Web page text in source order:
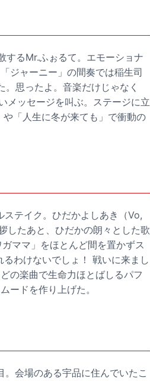
するMr.ふぉるて。エモーショナ
ジャーニー」の間奏では稲生司
。思ったよ。音楽だけじゃなく
メッセージを叫ぶ。ステージに立
「人生に冬が来ても」で衝動の
テイク。ひだかよしあき（Vo,
したあと、ひだかの朗々とした歌
ママ」をほとんど間を置かずス
るわけないでしょ！ 戦いに来まし
の楽曲で生命力ほとばしるパフ
ードを作り上げた。
会場のある宇品に住んでいたこ